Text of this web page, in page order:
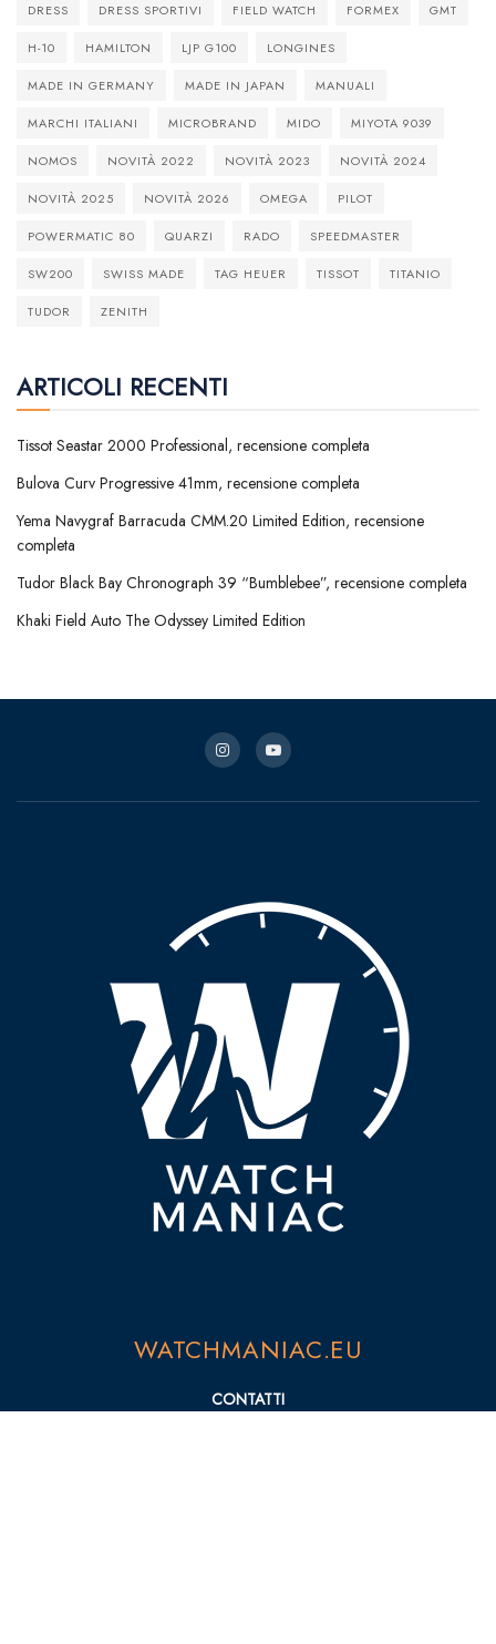
DRESS DRESS SPORTIVI FIELD WATCH FORMEX GMT
H-10 HAMILTON LJP G100 LONGINES
MADE IN GERMANY MADE IN JAPAN MANUALI
MARCHI ITALIANI MICROBRAND MIDO MIYOTA 9039
NOMOS NOVITÀ 2022 NOVITÀ 2023 NOVITÀ 2024
NOVITÀ 2025 NOVITÀ 2026 OMEGA PILOT
POWERMATIC 80 QUARZI RADO SPEEDMASTER
SW200 SWISS MADE TAG HEUER TISSOT TITANIO
TUDOR ZENITH
ARTICOLI RECENTI
Tissot Seastar 2000 Professional, recensione completa
Bulova Curv Progressive 41mm, recensione completa
Yema Navygraf Barracuda CMM.20 Limited Edition, recensione
completa
Tudor Black Bay Chronograph 39 “Bumblebee”, recensione completa
Khaki Field Auto The Odyssey Limited Edition
WATCHMANIAC.EU
CONTATTI